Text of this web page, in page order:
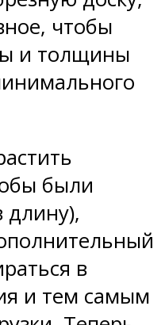
чтобы
и толщины
были
в
и тем самым